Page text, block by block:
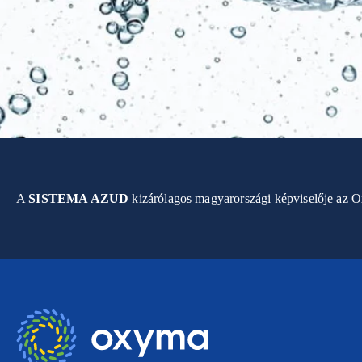
ASISTEMA AZUD kizárólagos magyarországi képviselője az